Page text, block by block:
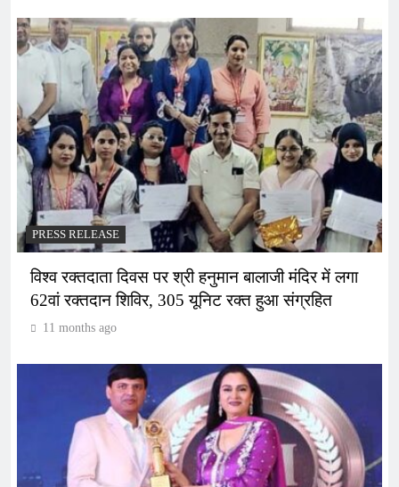
PRESS RELEASE
विश्व रक्तदाता दिवस पर श्री हनुमान बालाजी मंदिर में लगा
62वां रक्तदान शिविर, 305 यूनिट रक्त हुआ संग्रहित
11 months ago